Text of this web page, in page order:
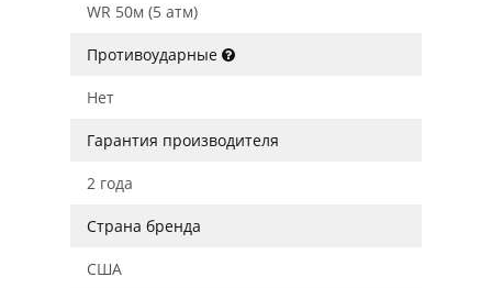
WR 50м (5 атм)
Противоударные
Нет
Гарантия производителя
2 года
Страна бренда
США